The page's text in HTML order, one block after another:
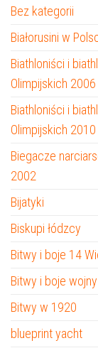
Bez kategorii
Białorusini w
Biathloniści i
Olimpijskich 2006
Biathloniści i
Olimpijskich 2010
Biegacze
2002
Bijatyki
Biskupi łódzcy
Bitwy i boje 14
Bitwy i boje
Bitwy w 1920
blueprint yacht